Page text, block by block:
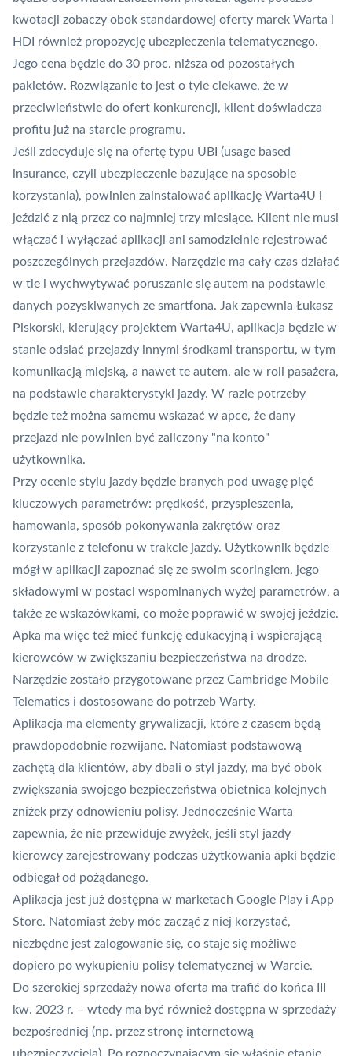
kwotacji zobaczy obok standardowej oferty marek Warta i
HDI również propozycję ubezpieczenia telematycznego.
Jego cena będzie do 30 proc. niższa od pozostałych
pakietów. Rozwiązanie to jest o tyle ciekawe, że w
przeciwieństwie do ofert konkurencji, klient doświadcza
profitu już na starcie programu.
Jeśli zdecyduje się na ofertę typu UBI (usage based
insurance, czyli ubezpieczenie bazujące na sposobie
korzystania), powinien zainstalować aplikację Warta4U i
jeździć z nią przez co najmniej trzy miesiące. Klient nie musi
włączać i wyłączać aplikacji ani samodzielnie rejestrować
poszczególnych przejazdów. Narzędzie ma cały czas działać
w tle i wychwytywać poruszanie się autem na podstawie
danych pozyskiwanych ze smartfona. Jak zapewnia Łukasz
Piskorski, kierujący projektem Warta4U, aplikacja będzie w
stanie odsiać przejazdy innymi środkami transportu, w tym
komunikacją miejską, a nawet te autem, ale w roli pasażera,
na podstawie charakterystyki jazdy. W razie potrzeby
będzie też można samemu wskazać w apce, że dany
przejazd nie powinien być zaliczony "na konto"
użytkownika.
Przy ocenie stylu jazdy będzie branych pod uwagę pięć
kluczowych parametrów: prędkość, przyspieszenia,
hamowania, sposób pokonywania zakrętów oraz
korzystanie z telefonu w trakcie jazdy. Użytkownik będzie
mógł w aplikacji zapoznać się ze swoim scoringiem, jego
składowymi w postaci wspominanych wyżej parametrów, a
także ze wskazówkami, co może poprawić w swojej jeździe.
Apka ma więc też mieć funkcję edukacyjną i wspierającą
kierowców w zwiększaniu bezpieczeństwa na drodze.
Narzędzie zostało przygotowane przez Cambridge Mobile
Telematics i dostosowane do potrzeb Warty.
Aplikacja ma elementy grywalizacji, które z czasem będą
prawdopodobnie rozwijane. Natomiast podstawową
zachętą dla klientów, aby dbali o styl jazdy, ma być obok
zwiększania swojego bezpieczeństwa obietnica kolejnych
zniżek przy odnowieniu polisy. Jednocześnie Warta
zapewnia, że nie przewiduje zwyżek, jeśli styl jazdy
kierowcy zarejestrowany podczas użytkowania apki będzie
odbiegał od pożądanego.
Aplikacja jest już dostępna w marketach Google Play i App
Store. Natomiast żeby móc zacząć z niej korzystać,
niezbędne jest zalogowanie się, co staje się możliwe
dopiero po wykupieniu polisy telematycznej w Warcie.
Do szerokiej sprzedaży nowa oferta ma trafić do końca III
kw. 2023 r. – wtedy ma być również dostępna w sprzedaży
bezpośredniej (np. przez stronę internetową